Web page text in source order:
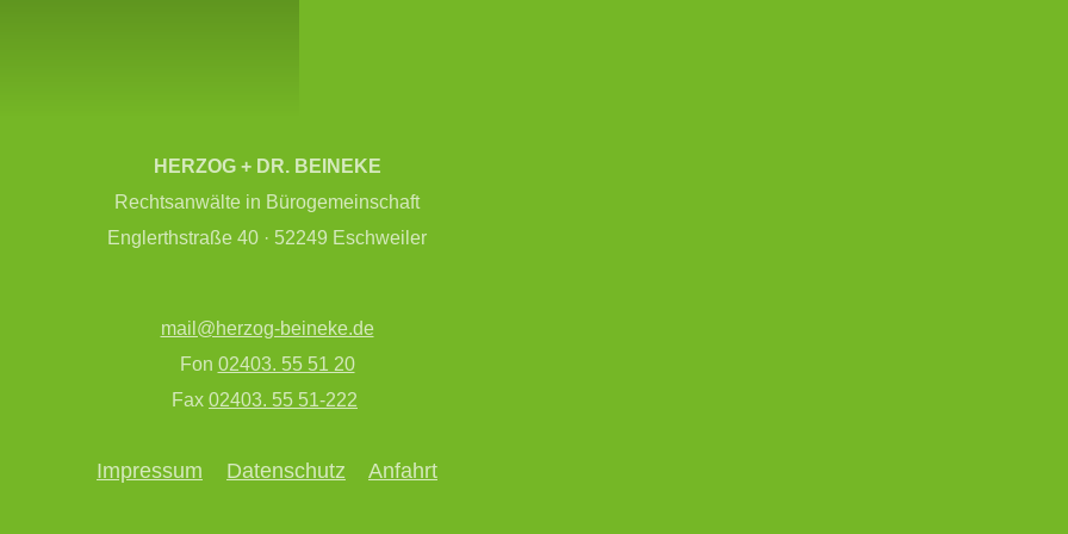
HERZOG + DR. BEINEKE
Rechtsanwälte in Bürogemeinschaft
Englerthstraße 40 · 52249 Eschweiler
mail@herzog-beineke.de
Fon 02403. 55 51 20
Fax 02403. 55 51-222
Impressum Datenschutz Anfahrt